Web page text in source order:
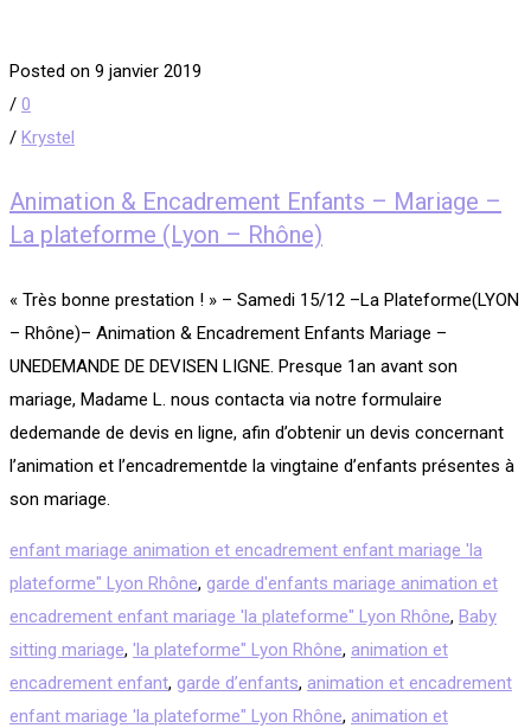
Posted on 9 janvier 2019
/ 0
/ Krystel
Animation & Encadrement Enfants – Mariage –
La plateforme (Lyon – Rhône)
« Très bonne prestation ! » – Samedi 15/12 –La Plateforme(LYON
– Rhône)– Animation & Encadrement Enfants Mariage –
UNEDEMANDE DE DEVISEN LIGNE. Presque 1an avant son
mariage, Madame L. nous contacta via notre formulaire
dedemande de devis en ligne, afin d’obtenir un devis concernant
l’animation et l’encadrementde la vingtaine d’enfants présentes à
son mariage.
enfant mariage animation et encadrement enfant mariage 'la
plateforme" Lyon Rhône, garde d'enfants mariage animation et
encadrement enfant mariage 'la plateforme" Lyon Rhône, Baby
sitting mariage, 'la plateforme" Lyon Rhône, animation et
encadrement enfant, garde d’enfants, animation et encadrement
enfant mariage 'la plateforme" Lyon Rhône, animation et